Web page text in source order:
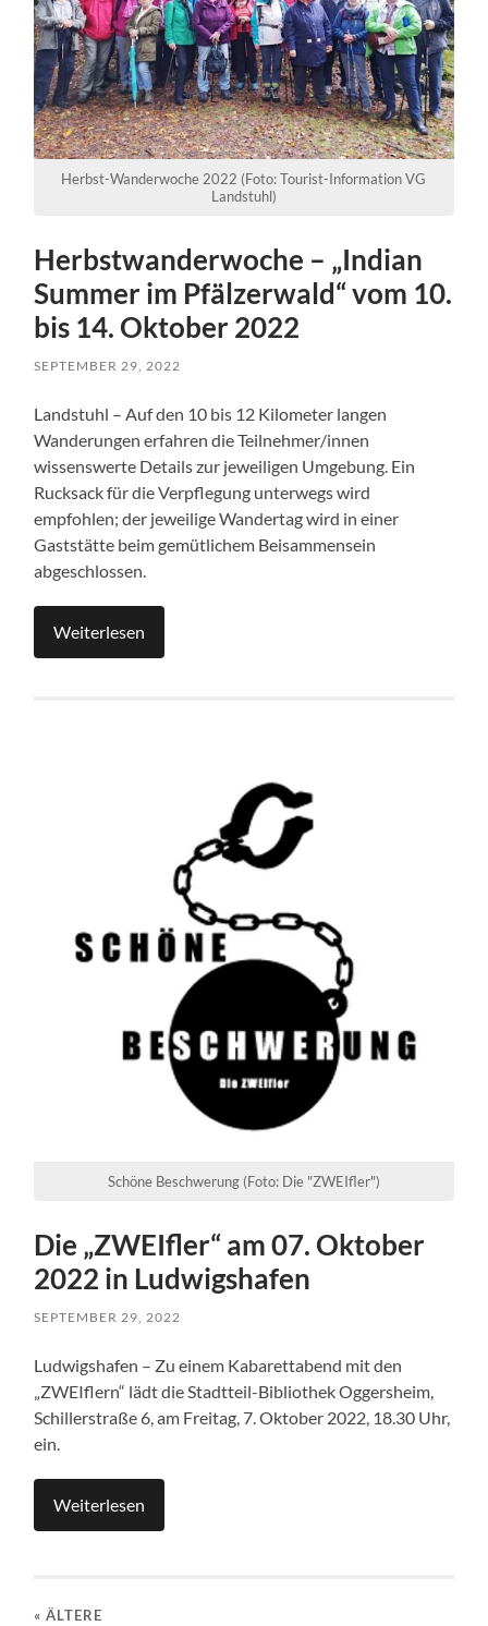
Herbst-Wanderwoche 2022 (Foto: Tourist-Information VG
Landstuhl)
Herbstwanderwoche – „Indian
Summer im Pfälzerwald“ vom 10.
bis 14. Oktober 2022
SEPTEMBER 29, 2022
Landstuhl – Auf den 10 bis 12 Kilometer langen
Wanderungen erfahren die Teilnehmer/innen
wissenswerte Details zur jeweiligen Umgebung. Ein
Rucksack für die Verpflegung unterwegs wird
empfohlen; der jeweilige Wandertag wird in einer
Gaststätte beim gemütlichem Beisammensein
abgeschlossen.
Weiterlesen
Schöne Beschwerung (Foto: Die "ZWEIfler")
Die „ZWEIfler“ am 07. Oktober
2022 in Ludwigshafen
SEPTEMBER 29, 2022
Ludwigshafen – Zu einem Kabarettabend mit den
„ZWEIflern“ lädt die Stadtteil-Bibliothek Oggersheim,
Schillerstraße 6, am Freitag, 7. Oktober 2022, 18.30 Uhr,
ein.
Weiterlesen
« ÄLTERE